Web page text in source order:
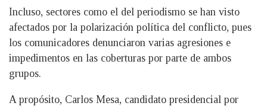
Incluso, sectores como el del periodismo se han visto
afectados por la polarización política del conflicto, pues
los comunicadores denunciaron varias agresiones e
impedimentos en las coberturas por parte de ambos
grupos.
A propósito, Carlos Mesa, candidato presidencial por